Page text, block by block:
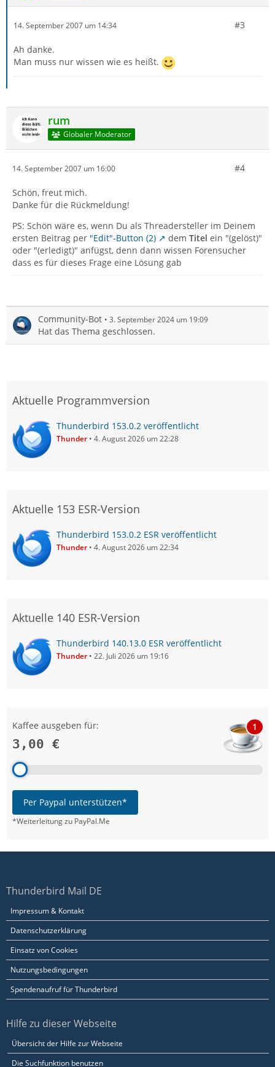
14. September 2007 um 14:34 #3
Ah danke.
Man muss nur wissen wie es heißt.
rum
Globaler Moderator
14. September 2007 um 16:00 #4
Schön, freut mich.
Danke für die Rückmeldung!
PS: Schön wäre es, wenn Du als Threadersteller im Deinem
ersten Beitrag per "Edit"-Button (2) dem Titel ein "(gelöst)"
oder "(erledigt)" anfügst, denn dann wissen Forensucher
dass es für dieses Frage eine Lösung gab
Community-Bot 3. September 2024 um 19:09
Hat das Thema geschlossen.
Aktuelle Programmversion
Thunderbird 153.0.2 veröffentlicht
Thunder 4. August 2026 um 22:28
Aktuelle 153 ESR-Version
Thunderbird 153.0.2 ESR veröffentlicht
Thunder 4. August 2026 um 22:34
Aktuelle 140 ESR-Version
Thunderbird 140.13.0 ESR veröffentlicht
Thunder 22. Juli 2026 um 19:16
Kaffee ausgeben für:
3,00 €
1
Per Paypal unterstützen*
*Weiterleitung zu PayPal.Me
Thunderbird Mail DE
Impressum & Kontakt
Datenschutzerklärung
Einsatz von Cookies
Nutzungsbedingungen
Spendenaufruf für Thunderbird
Hilfe zu dieser Webseite
Übersicht der Hilfe zur Webseite
Die Suchfunktion benutzen